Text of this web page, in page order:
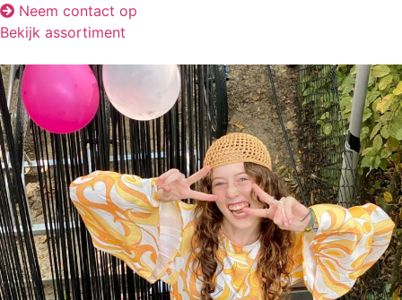
Neem contact op
Bekijk assortiment